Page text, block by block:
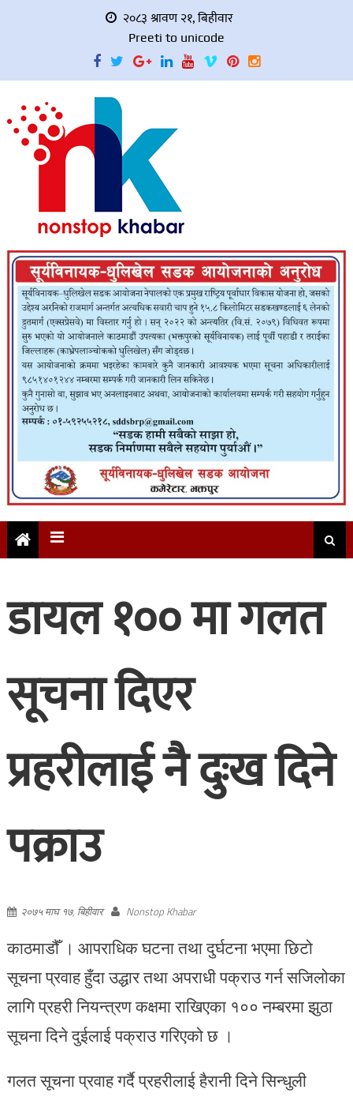
२०८३ श्रावण २१, बिहीवार
Preeti to unicode
डायल १०० मा गलत
सूचना दिएर
प्रहरीलाई नै दुःख दिने
पक्राउ
२०७५ माघ १७, बिहीवार Nonstop Khabar
काठमाडौँ । आपराधिक घटना तथा दुर्घटना भएमा छिटो
सूचना प्रवाह हुँदा उद्धार तथा अपराधी पक्राउ गर्न सजिलोका
लागि प्रहरी नियन्त्रण कक्षमा राखिएका १०० नम्बरमा झुठा
सूचना दिने दुईलाई पक्राउ गरिएको छ ।
गलत सूचना प्रवाह गर्दै प्रहरीलाई हैरानी दिने सिन्धुली